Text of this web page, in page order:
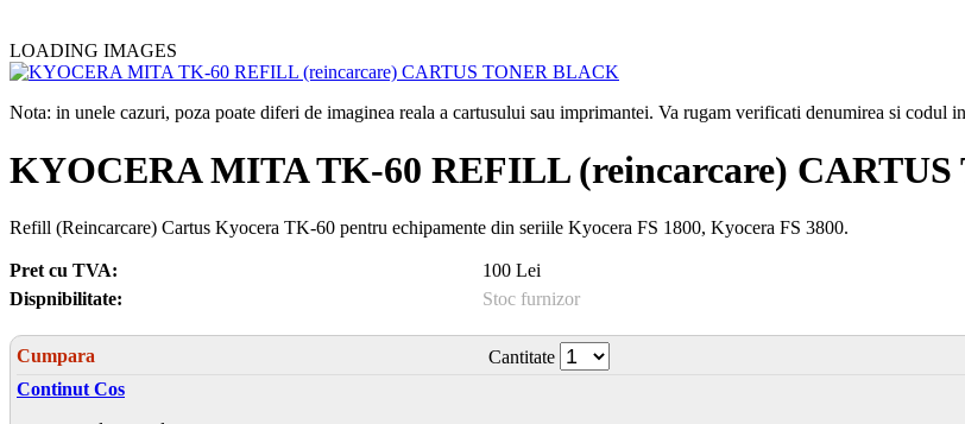
LOADING IMAGES
Nota: in unele cazuri, poza poate diferi de imaginea reala a cartusului sau imprimantei. Va rugam verificati denumirea si codul
KYOCERA MITA TK-60 REFILL (reincarcare)
Refill (Reincarcare) Cartus Kyocera TK-60 pentru echipamente din seriile Kyocera FS 1800, Kyocera FS 3800.
Pret cu TVA:
100 Lei
Dispnibilitate:
Stoc furnizor
Cumpara
Cantitate
Continut Cos